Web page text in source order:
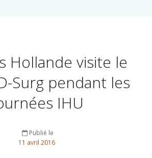
Hollande visite le
Surg pendant les
IHU
Publié le
11 avril 2016